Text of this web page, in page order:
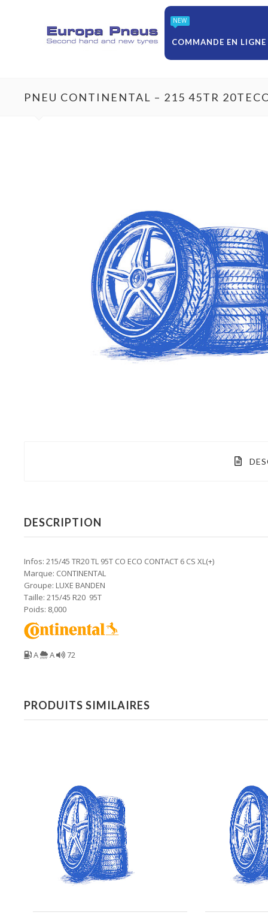
NEW
COMMANDE EN LIGNE
PNEU CONTINENTAL – 215 45TR
DESCRIPTION
Infos: 215/45 TR20 TL 95T CO ECO CONTACT 6 CS XL(+)
Marque: CONTINENTAL
Groupe: LUXE BANDEN
Taille: 215/45 R20 95T
Poids: 8,000
A A 72
PRODUITS SIMILAIRES